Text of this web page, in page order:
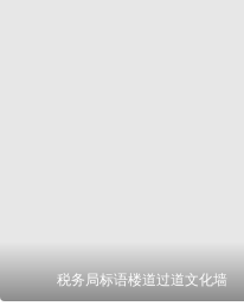
税务局标语楼道过道文化墙